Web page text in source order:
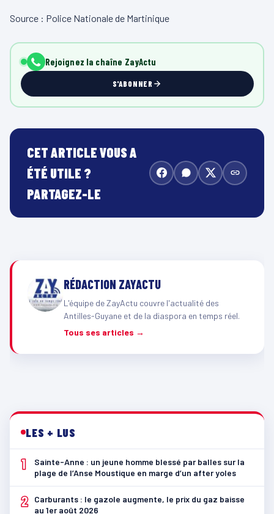
Source : Police Nationale de Martinique
Rejoignez la chaîne ZayActu
S'ABONNER
CET ARTICLE VOUS A
ÉTÉ UTILE ?
PARTAGEZ-LE
RÉDACTION ZAYACTU
L'équipe de ZayActu couvre l'actualité des
Antilles-Guyane et de la diaspora en temps réel.
Tous ses articles →
LES + LUS
1
Sainte-Anne : un jeune homme blessé par balles sur la
plage de l’Anse Moustique en marge d’un after yoles
2
Carburants : le gazole augmente, le prix du gaz baisse
au 1er août 2026